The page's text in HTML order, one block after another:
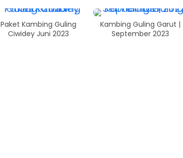
Paket Kambing Guling
Ciwidey Juni 2023
Kambing Guling Garut |
September 2023